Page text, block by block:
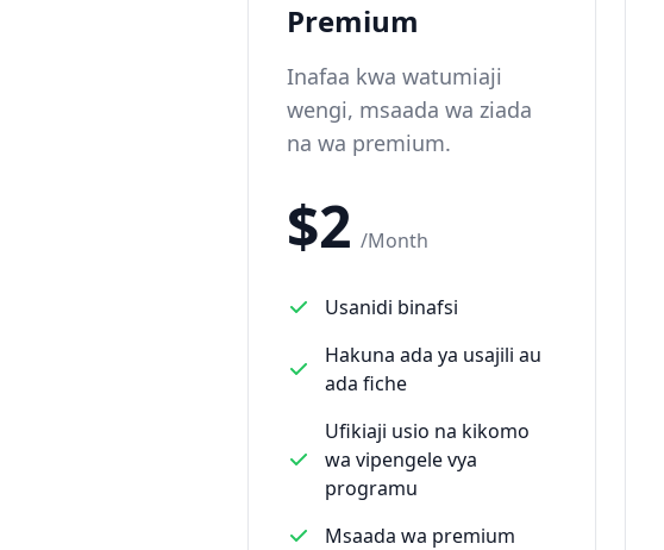
Premium
Inafaa kwa watumiaji
wengi, msaada wa ziada
na wa premium.
$2 /Month
Usanidi binafsi
Hakuna ada ya usajili au
ada fiche
Ufikiaji usio na kikomo
wa vipengele vya
programu
Msaada wa premium